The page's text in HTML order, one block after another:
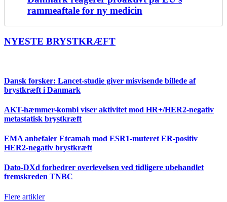
rammeaftale for ny medicin
NYESTE BRYSTKRÆFT
Dansk forsker: Lancet-studie giver misvisende billede af
brystkræft i Danmark
AKT-hæmmer-kombi viser aktivitet mod HR+/HER2-negativ
metastatisk brystkræft
EMA anbefaler Etcamah mod ESR1-muteret ER-positiv
HER2-negativ brystkræft
Dato-DXd forbedrer overlevelsen ved tidligere ubehandlet
fremskreden TNBC
Flere artikler